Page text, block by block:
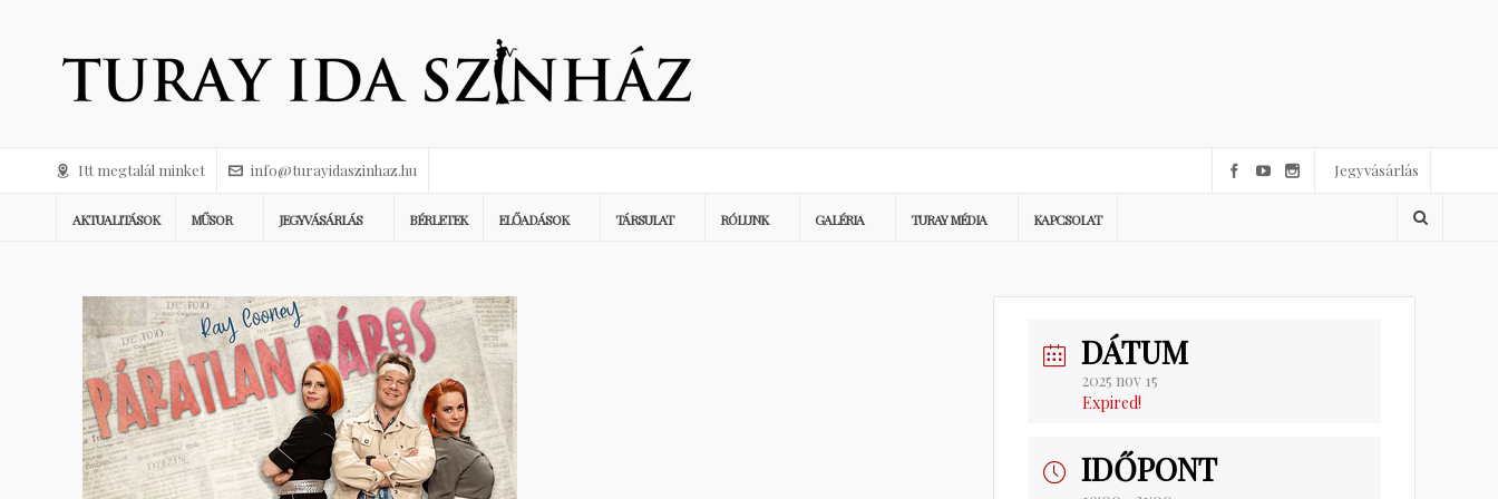
Itt megtalál minket info@turayidaszinhaz.hu Jegyvásárlás
AKTUALITÁSOK MŰSOR JEGYVÁSÁRLÁS BÉRLETEK ELŐADÁSOK TÁRSULAT RÓLUNK GALÉRIA TURAY MÉDIA KAPCSOLAT
DÁTUM
2025 nov 15
Expired!
IDŐPONT